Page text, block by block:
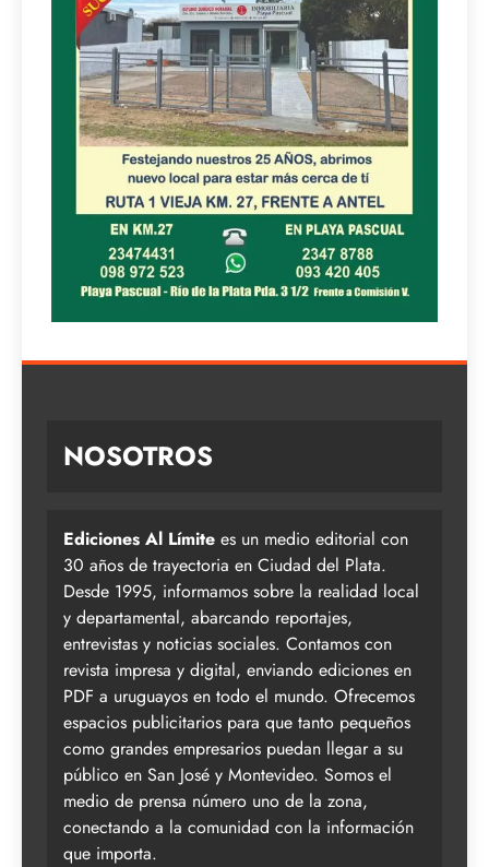
NOSOTROS
Ediciones Al Límite es un medio editorial con
30 años de trayectoria en Ciudad del Plata.
Desde 1995, informamos sobre la realidad local
y departamental, abarcando reportajes,
entrevistas y noticias sociales. Contamos con
revista impresa y digital, enviando ediciones en
PDF a uruguayos en todo el mundo. Ofrecemos
espacios publicitarios para que tanto pequeños
como grandes empresarios puedan llegar a su
público en San José y Montevideo. Somos el
medio de prensa número uno de la zona,
conectando a la comunidad con la información
que importa.